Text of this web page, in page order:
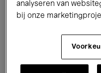
Jazz Klassieke
analyseren van
bij onze